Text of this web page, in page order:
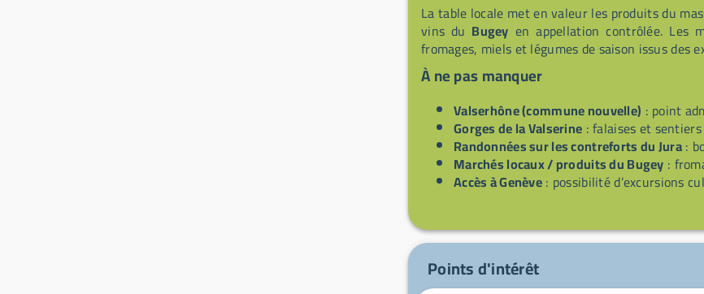
La table locale met en valeur les produits du
vins du Bugey en appellation contrôlée. Les
fromages, miels et légumes de saison issus des
À ne pas manquer
Valserhône (commune nouvelle) : point
Gorges de la Valserine : falaises et
Randonnées sur les contreforts du Jura:
Marchés locaux / produits du Bugey :
Accès à Genève: possibilité d’excursions
Points d'intérêt